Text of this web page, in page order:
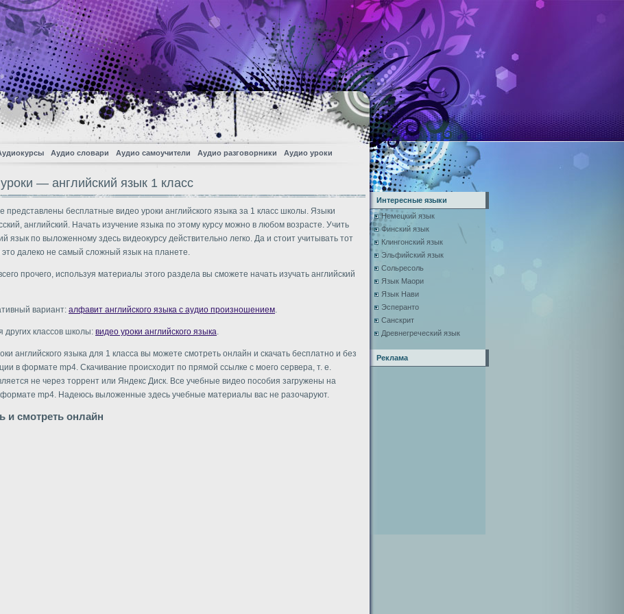
Аудио словари Аудио самоучители Аудио разговорники Аудио уроки
— английский язык 1 класс
представлены бесплатные видео уроки английского языка за 1 класс школы. Языки
английский. Начать изучение языка по этому курсу можно в любом возрасте. Учить
язык по выложенному здесь видеокурсу действительно легко. Да и стоит учитывать тот
это далеко не самый сложный язык на планете.
прочего, используя материалы этого раздела вы сможете начать изучать английский
вариант: алфавит английского языка с аудио произношением.
других классов школы: видео уроки английского языка.
английского языка для 1 класса вы можете смотреть онлайн и скачать бесплатно и без
в формате mp4. Скачивание происходит по прямой ссылке с моего сервера, т. е.
не через торрент или Яндекс Диск. Все учебные видео пособия загружены на
формате mp4. Надеюсь выложенные здесь учебные материалы вас не разочаруют.
и смотреть онлайн
Интересные языки
Немецкий язык
Финский язык
Клингонский язык
Эльфийский язык
Сольресоль
Язык Маори
Язык Нави
Эсперанто
Санскрит
Древнегреческий язык
Реклама